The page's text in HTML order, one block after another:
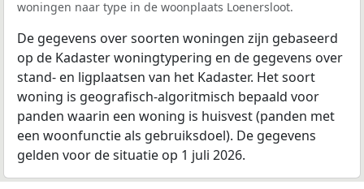
woningen naar type in de woonplaats Loenersloot.
De gegevens over soorten woningen zijn gebaseerd
op de Kadaster woningtypering en de gegevens over
stand- en ligplaatsen van het Kadaster. Het soort
woning is geografisch-algoritmisch bepaald voor
panden waarin een woning is huisvest (panden met
een woonfunctie als gebruiksdoel). De gegevens
gelden voor de situatie op 1 juli 2026.